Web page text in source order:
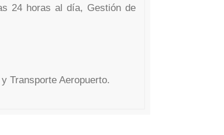
24 horas al día, Gestión de
Transporte Aeropuerto.